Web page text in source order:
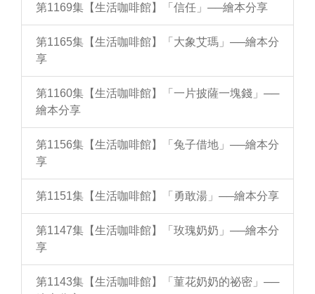
第1169集【生活咖啡館】「信任」──繪本分享
第1165集【生活咖啡館】「大象艾瑪」──繪本分
享
第1160集【生活咖啡館】「一片披薩一塊錢」──
繪本分享
第1156集【生活咖啡館】「兔子借地」──繪本分
享
第1151集【生活咖啡館】「勇敢湯」──繪本分享
第1147集【生活咖啡館】「玫瑰奶奶」──繪本分
享
第1143集【生活咖啡館】「菫花奶奶的祕密」──